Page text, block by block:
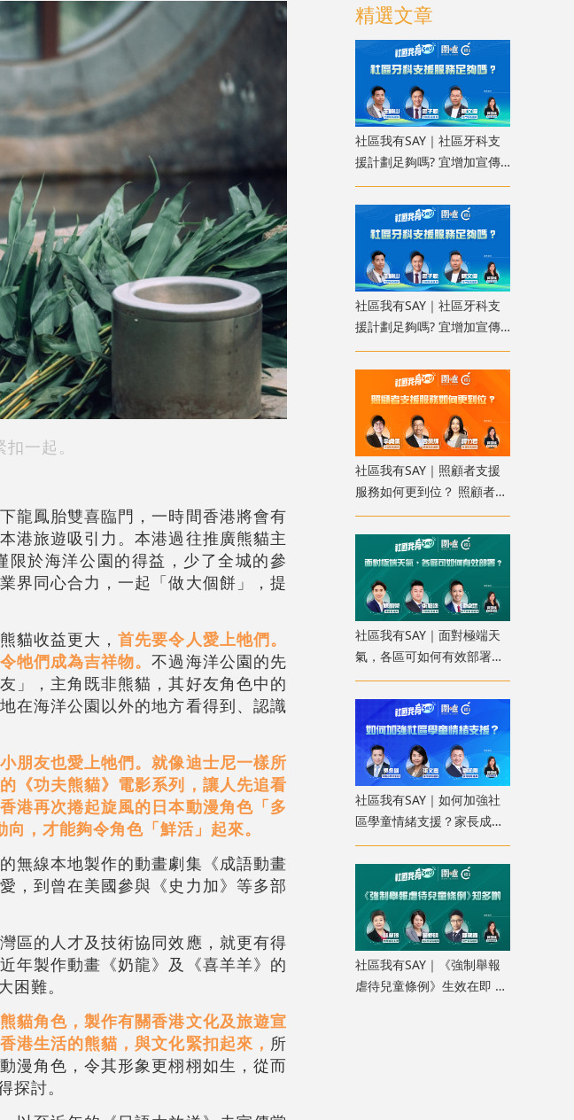
一起。
龍鳳胎雙喜臨門，一時間香港將會有
港旅遊吸引力。本港過往推廣熊貓主
於海洋公園的得益，少了全城的參
界同心合力，一起「做大個餅」，提
貓收益更大，首先要令人愛上牠們。
牠們成為吉祥物。不過海洋公園的先
」，主角既非熊貓，其好友角色中的
在海洋公園以外的地方看得到、認識
朋友也愛上牠們。就像迪士尼一樣所
《功夫熊貓》電影系列，讓人先追看
港再次捲起旋風的日本動漫角色「多
，才能夠令角色「鮮活」起來。
無線本地製作的動畫劇集《成語動畫
，到曾在美國參與《史力加》等多部
區的人才及技術協同效應，就更有得
年製作動畫《奶龍》及《喜羊羊》的
難。
貓角色，製作有關香港文化及旅遊宣
港生活的熊貓，與文化緊扣起來， 所
漫角色，令其形象更栩栩如生，從而
討。
精選文章
社區我有SAY｜社區牙科支
援計劃足夠嗎? 宜增加宣傳
使更多人受惠
社區我有SAY｜社區牙科支
援計劃足夠嗎? 宜增加宣傳
使更多人受惠
社區我有SAY｜照顧者支援
服務如何更到位？ 照顧者資
料庫讓服務更精準
社區我有SAY｜面對極端天
氣，各區可如何有效部署？
配合科技加強預報
社區我有SAY｜如何加強社
區學童情緒支援？家長成
「共行者」建價值觀教育
社區我有SAY｜《強制舉報
虐待兒童條例》生效在即 加